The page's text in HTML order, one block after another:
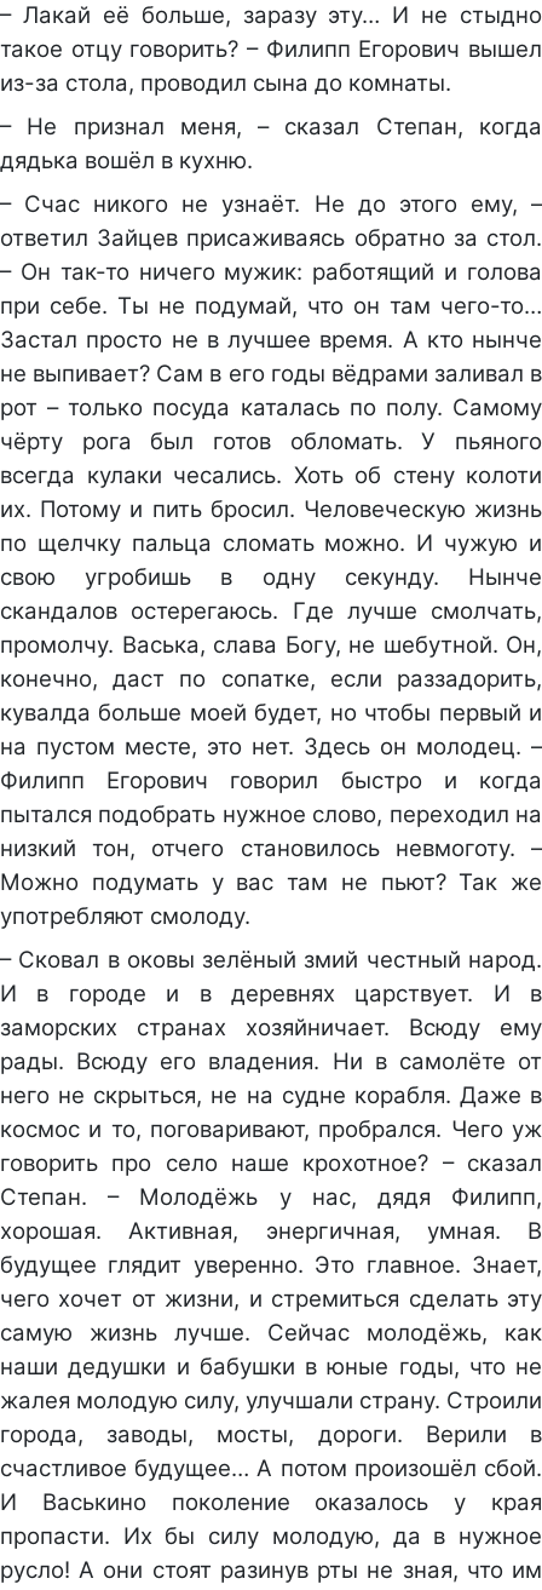
– Лакай её больше, заразу эту… И не стыдно
такое отцу говорить? – Филипп Егорович вышел
из-за стола, проводил сына до комнаты.
– Не признал меня, – сказал Степан, когда
дядька вошёл в кухню.
– Счас никого не узнаёт. Не до этого ему, –
ответил Зайцев присаживаясь обратно за стол.
– Он так-то ничего мужик: работящий и голова
при себе. Ты не подумай, что он там чего-то…
Застал просто не в лучшее время. А кто нынче
не выпивает? Сам в его годы вёдрами заливал в
рот – только посуда каталась по полу. Самому
чёрту рога был готов обломать. У пьяного
всегда кулаки чесались. Хоть об стену колоти
их. Потому и пить бросил. Человеческую жизнь
по щелчку пальца сломать можно. И чужую и
свою угробишь в одну секунду. Нынче
скандалов остерегаюсь. Где лучше смолчать,
промолчу. Васька, слава Богу, не шебутной. Он,
конечно, даст по сопатке, если раззадорить,
кувалда больше моей будет, но чтобы первый и
на пустом месте, это нет. Здесь он молодец. –
Филипп Егорович говорил быстро и когда
пытался подобрать нужное слово, переходил на
низкий тон, отчего становилось невмоготу. –
Можно подумать у вас там не пьют? Так же
употребляют смолоду.
– Сковал в оковы зелёный змий честный народ.
И в городе и в деревнях царствует. И в
заморских странах хозяйничает. Всюду ему
рады. Всюду его владения. Ни в самолёте от
него не скрыться, не на судне корабля. Даже в
космос и то, поговаривают, пробрался. Чего уж
говорить про село наше крохотное? – сказал
Степан. – Молодёжь у нас, дядя Филипп,
хорошая. Активная, энергичная, умная. В
будущее глядит уверенно. Это главное. Знает,
чего хочет от жизни, и стремиться сделать эту
самую жизнь лучше. Сейчас молодёжь, как
наши дедушки и бабушки в юные годы, что не
жалея молодую силу, улучшали страну. Строили
города, заводы, мосты, дороги. Верили в
счастливое будущее… А потом произошёл сбой.
И Васькино поколение оказалось у края
пропасти. Их бы силу молодую, да в нужное
русло! А они стоят разинув рты не зная, что им